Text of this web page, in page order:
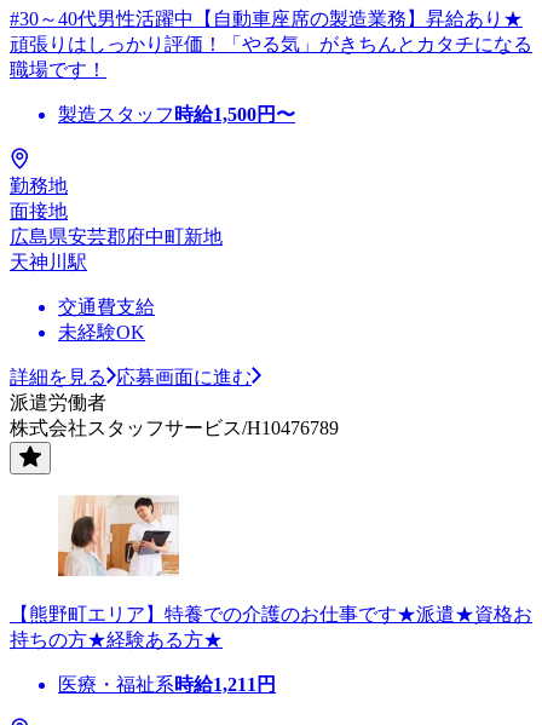
#30～40代男性活躍中【自動車座席の製造業務】昇給あり★
頑張りはしっかり評価！「やる気」がきちんとカタチになる
職場です！
製造スタッフ 時給1,500円〜
勤務地
面接地
広島県安芸郡府中町新地
天神川駅
交通費支給
未経験OK
詳細を見る
応募画面に進む
派遣労働者
株式会社スタッフサービス/H10476789
【熊野町エリア】特養での介護のお仕事です★派遣★資格お
持ちの方★経験ある方★
医療・福祉系時給1,211 円